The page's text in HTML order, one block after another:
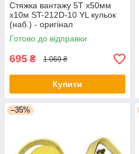
Стяжка вантажу 5T х50мм
х10м ST-212D-10 YL кульок
(наб.) - оригінал
Готово до відправки
695 ₴ 1 069 ₴
Купити
–35%